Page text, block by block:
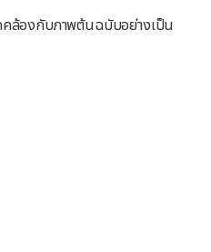
คล้องกับภาพต้นฉบับอย่างเป็น